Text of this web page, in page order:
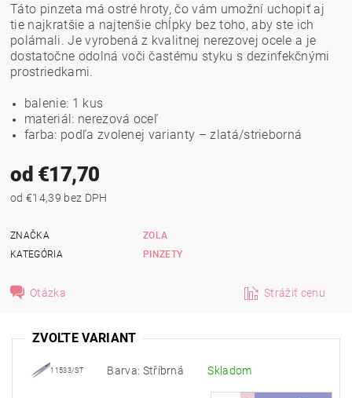
Táto pinzeta má ostré hroty, čo vám umožní uchopiť aj
tie najkratšie a najtenšie chĺpky bez toho, aby ste ich
polámali. Je vyrobená z kvalitnej nerezovej ocele a je
dostatočne odolná voči častému styku s dezinfekčnými
prostriedkami.
balenie: 1 kus
materiál: nerezová oceľ
farba: podľa zvolenej varianty – zlatá/strieborná
od €17,70
od €14,39 bez DPH
ZNAČKA
ZOLA
KATEGÓRIA
PINZETY
Otázka Strážiť cenu
ZVOĽTE VARIANT
11533/ST Barva: Stříbrná Skladom